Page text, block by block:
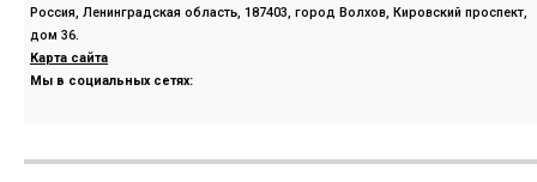
Россия, Ленинградская область, 187403, город Волхов, Кировский проспект,
дом 36.
Карта сайта
Мы в социальных сетях: